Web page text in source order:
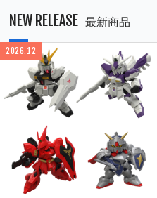
NEW RELEASE 最新商品
2026.12